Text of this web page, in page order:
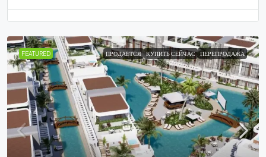
FEATURED ПРОДАЕТСЯ КУПИТЬ СЕЙЧАС ПЕРЕПРОДАЖА